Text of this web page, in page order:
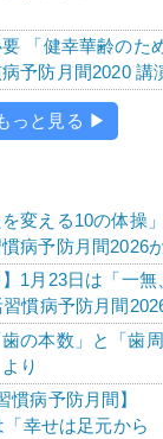
「健幸華齢のた
予防月間2020 講
っと見る ▶
を変える10の体操
病予防月間2026
】1月23日は「一
慣病予防月間
の本数」と「歯
り
慣病予防月間】
「幸せは足元か